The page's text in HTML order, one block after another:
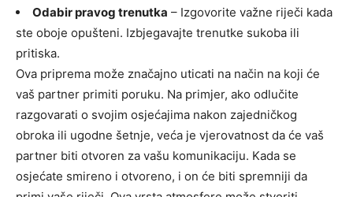
Odabir pravog trenutka – Izgovorite važne riječi kada
ste oboje opušteni. Izbjegavajte trenutke sukoba ili
pritiska.
Ova priprema može značajno uticati na način na koji će
vaš partner primiti poruku. Na primjer, ako odlučite
razgovarati o svojim osjećajima nakon zajedničkog
obroka ili ugodne šetnje, veća je vjerovatnost da će vaš
partner biti otvoren za vašu komunikaciju. Kada se
osjećate smireno i otvoreno, i on će biti spremniji da